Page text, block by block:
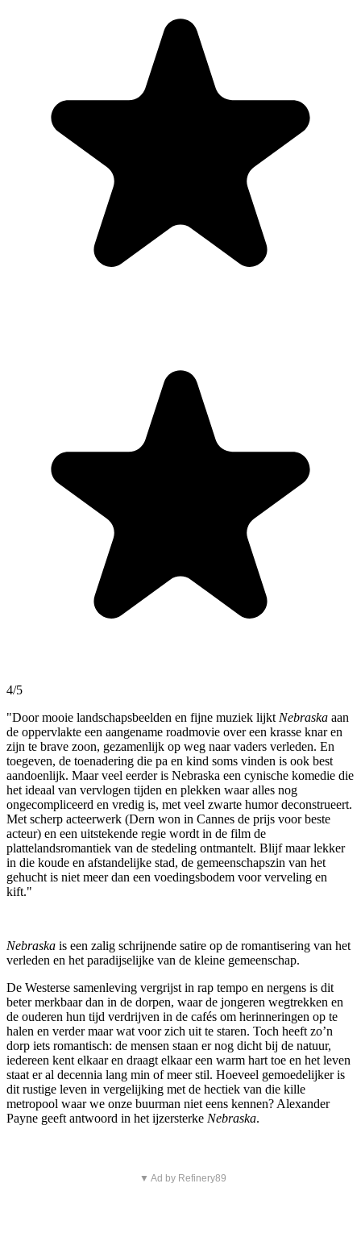
4/5
"Door mooie landschapsbeelden en fijne muziek lijkt Nebraska aan
de oppervlakte een aangename roadmovie over een krasse knar en
zijn te brave zoon, gezamenlijk op weg naar vaders verleden. En
toegeven, de toenadering die pa en kind soms vinden is ook best
aandoenlijk. Maar veel eerder is Nebraska een cynische komedie die
het ideaal van vervlogen tijden en plekken waar alles nog
ongecompliceerd en vredig is, met veel zwarte humor deconstrueert.
Met scherp acteerwerk (Dern won in Cannes de prijs voor beste
acteur) en een uitstekende regie wordt in de film de
plattelandsromantiek van de stedeling ontmantelt. Blijf maar lekker
in die koude en afstandelijke stad, de gemeenschapszin van het
gehucht is niet meer dan een voedingsbodem voor verveling en
kift."
Nebraska is een zalig schrijnende satire op de romantisering van het
verleden en het paradijselijke van de kleine gemeenschap.
De Westerse samenleving vergrijst in rap tempo en nergens is dit
beter merkbaar dan in de dorpen, waar de jongeren wegtrekken en
de ouderen hun tijd verdrijven in de cafés om herinneringen op te
halen en verder maar wat voor zich uit te staren. Toch heeft zo’n
dorp iets romantisch: de mensen staan er nog dicht bij de natuur,
iedereen kent elkaar en draagt elkaar een warm hart toe en het leven
staat er al decennia lang min of meer stil. Hoeveel gemoedelijker is
dit rustige leven in vergelijking met de hectiek van die kille
metropool waar we onze buurman niet eens kennen? Alexander
Payne geeft antwoord in het ijzersterke Nebraska.
▼ Ad by Refinery89